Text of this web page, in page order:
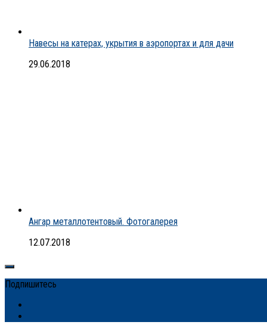
Навесы на катерах, укрытия в аэропортах и для дачи
29.06.2018
Ангар металлотентовый. Фотогалерея
12.07.2018
Подпишитесь